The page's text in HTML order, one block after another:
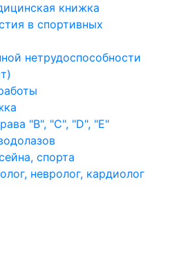
книжка
в спортивных
нетрудоспособности
"B", "C", "D", "E"
спорта
невролог, кардиолог